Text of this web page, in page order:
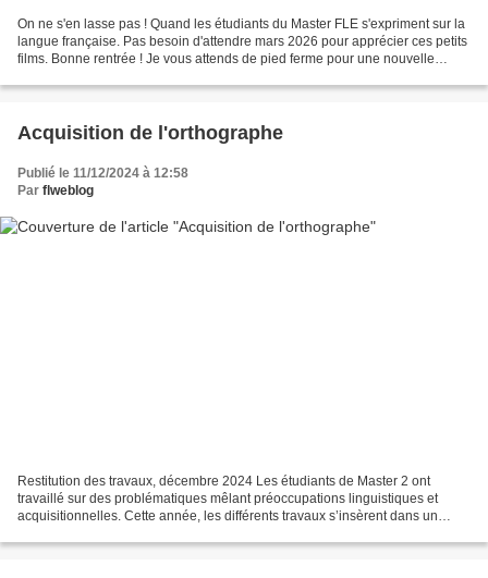
On ne s'en lasse pas ! Quand les étudiants du Master FLE s'expriment sur la
langue française. Pas besoin d'attendre mars 2026 pour apprécier ces petits
films. Bonne rentrée ! Je vous attends de pied ferme pour une nouvelle
Acquisition de l'orthographe
Publié le 11/12/2024 à 12:58
Par flweblog
Restitution des travaux, décembre 2024 Les étudiants de Master 2 ont
travaillé sur des problématiques mêlant préoccupations linguistiques et
acquisitionnelles. Cette année, les différents travaux s’insèrent dans un